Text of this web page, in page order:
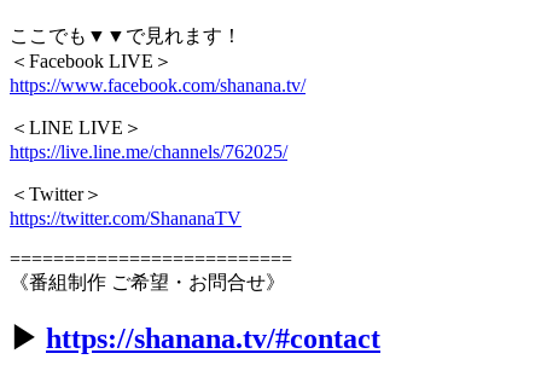
ここでも▼▼で見れます！
＜Facebook LIVE＞
https://www.facebook.com/shanana.tv/
＜LINE LIVE＞
https://live.line.me/channels/762025/
＜Twitter＞
https://twitter.com/ShananaTV
==========================
《番組制作 ご希望・お問合せ》
▶︎ https://shanana.tv/#contact